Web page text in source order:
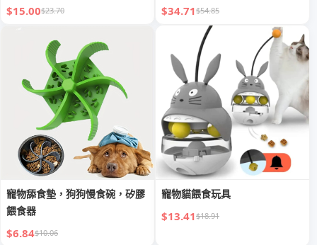
$15.00$23.70 $34.71$54.85
寵物舔食墊，狗狗慢食碗，矽膠
餵食器
$6.84$10.06
寵物貓餵食玩具
$13.41$18.91